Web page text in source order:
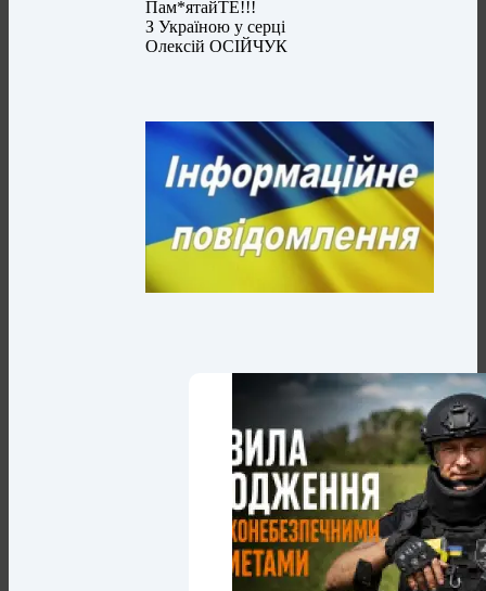
Пам*ятайТЕ!!!
З Україною у серці
Олексій ОСІЙЧУК